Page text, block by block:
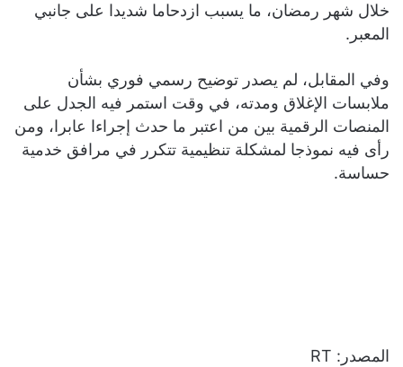
خلال شهر رمضان، ما يسبب ازدحاما شديدا على جانبي
المعبر.
وفي المقابل، لم يصدر توضيح رسمي فوري بشأن
ملابسات الإغلاق ومدته، في وقت استمر فيه الجدل على
المنصات الرقمية بين من اعتبر ما حدث إجراءا عابرا، ومن
رأى فيه نموذجا لمشكلة تنظيمية تتكرر في مرافق خدمية
حساسة.
المصدر: RT